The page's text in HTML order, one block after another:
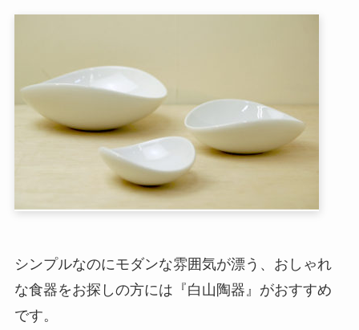
シンプルなのにモダンな雰囲気が漂う、おしゃれ
な食器をお探しの方には『白山陶器』がおすすめ
です。